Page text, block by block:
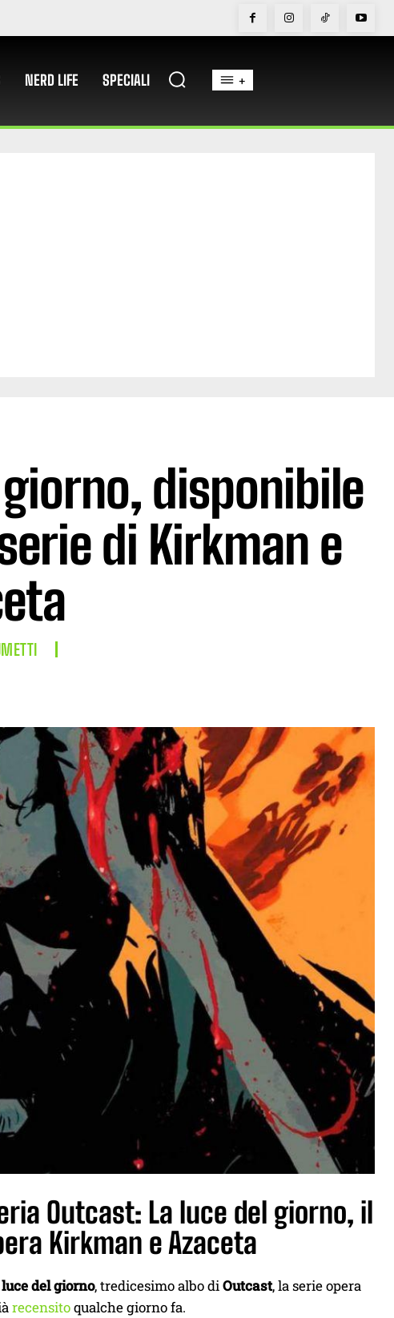
NERD LIFE SPECIALI +
disponibile
di Kirkman e
Outcast: La luce del giorno, il
Kirkman e Azaceta
del giorno, tredicesimo albo diOutcast, la serie opera
recensitoqualche giorno fa.